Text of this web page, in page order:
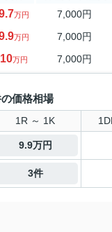
万円 7,000円
万円 7,000円
10万円 7,000円
価格相場
1R ～ 1K
9.9万円
3件